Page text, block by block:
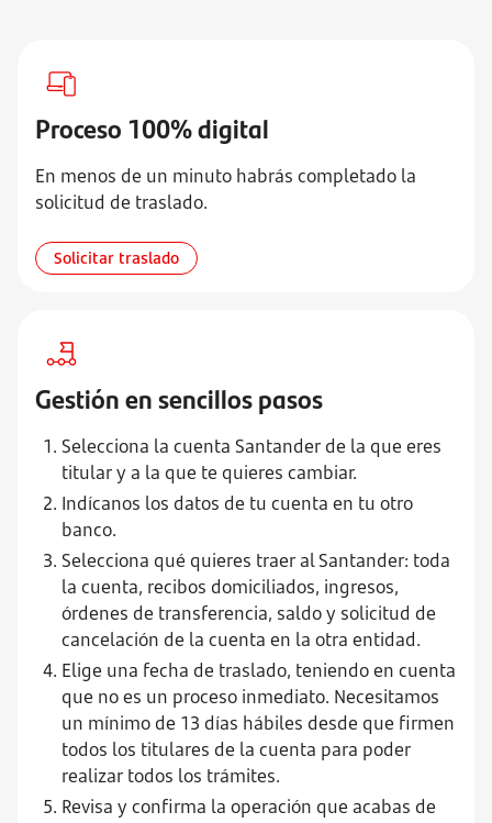
Proceso 100% digital
En menos de un minuto habrás completado la
solicitud de traslado.
Solicitar traslado
Gestión en sencillos pasos
Selecciona la cuenta Santander de la que eres
titular y a la que te quieres cambiar.
Indícanos los datos de tu cuenta en tu otro
banco.
Selecciona qué quieres traer al Santander: toda
la cuenta, recibos domiciliados, ingresos,
órdenes de transferencia, saldo y solicitud de
cancelación de la cuenta en la otra entidad.
Elige una fecha de traslado, teniendo en cuenta
que no es un proceso inmediato. Necesitamos
un mínimo de 13 días hábiles desde que firmen
todos los titulares de la cuenta para poder
realizar todos los trámites.
Revisa y confirma la operación que acabas de